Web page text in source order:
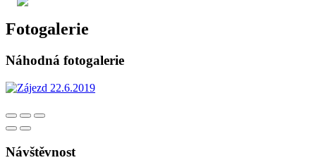
Fotogalerie
Náhodná fotogalerie
Návštěvnost